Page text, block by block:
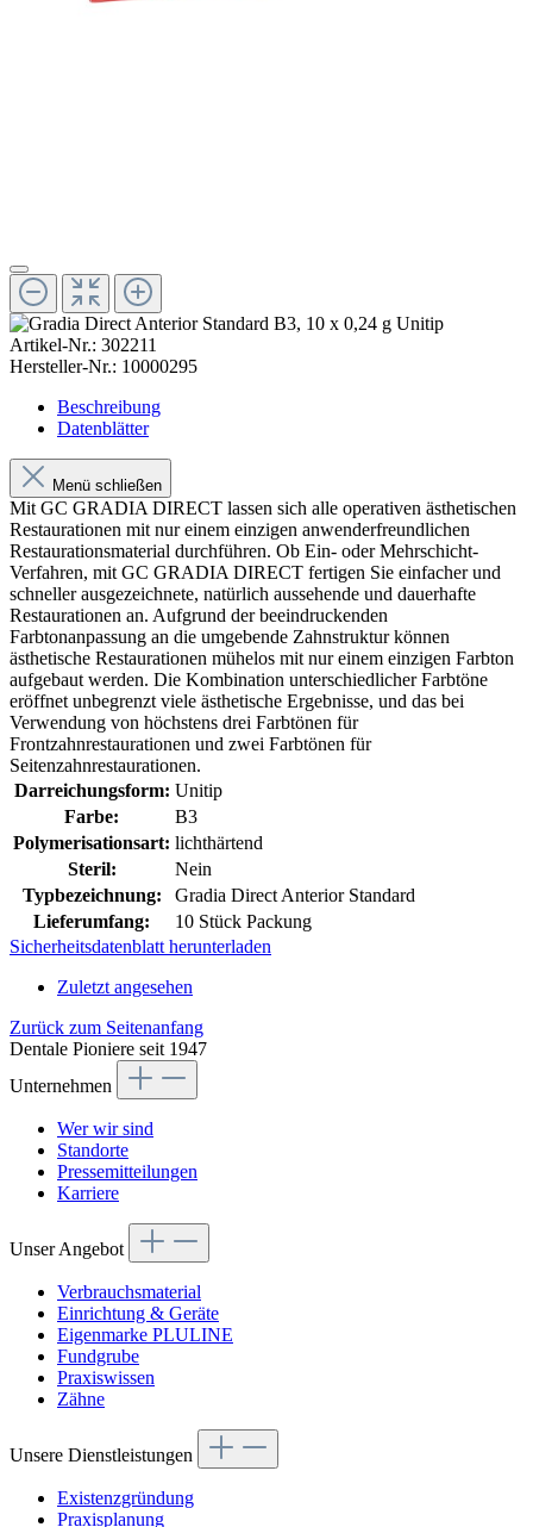
Artikel-Nr.: 302211
Hersteller-Nr.: 10000295
Beschreibung
Datenblätter
Menü schließen
Mit GC GRADIA DIRECT lassen sich alle operativen ästhetischen
Restaurationen mit nur einem einzigen anwenderfreundlichen
Restaurationsmaterial durchführen. Ob Ein- oder Mehrschicht-
Verfahren, mit GC GRADIA DIRECT fertigen Sie einfacher und
schneller ausgezeichnete, natürlich aussehende und dauerhafte
Restaurationen an. Aufgrund der beeindruckenden
Farbtonanpassung an die umgebende Zahnstruktur können
ästhetische Restaurationen mühelos mit nur einem einzigen Farbton
aufgebaut werden. Die Kombination unterschiedlicher Farbtöne
eröffnet unbegrenzt viele ästhetische Ergebnisse, und das bei
Verwendung von höchstens drei Farbtönen für
Frontzahnrestaurationen und zwei Farbtönen für
Seitenzahnrestaurationen.
Darreichungsform: Unitip
Farbe:
B3
Polymerisationsart: lichthärtend
Steril:
Nein
Typbezeichnung:
Gradia Direct Anterior Standard
Lieferumfang:
10 Stück Packung
Sicherheitsdatenblatt herunterladen
Zuletzt angesehen
Zurück zum Seitenanfang
Dentale Pioniere seit 1947
Unternehmen
Wer wir sind
Standorte
Pressemitteilungen
Karriere
Unser Angebot
Verbrauchsmaterial
Einrichtung & Geräte
Eigenmarke PLULINE
Fundgrube
Praxiswissen
Zähne
Unsere Dienstleistungen
Existenzgründung
Praxisplanung